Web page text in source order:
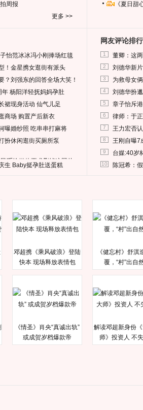
周报
更多 >>
《夏日
怡范冰冰冯小刚捧场红毯
！金星携女逛街有派头
？刘强东的回答全场大笑！
杨阳洋轻抚妈妈孕肚
裙现身活动 仙气儿足
商场 购置产后新衣
曝婚纱照 吃串串打麻将
扮休闲逛街买厕所泵
币给媒体要求删掉这照片
生 Baby挺孕肚送蛋糕
网友评论排行
1 董卿：这
2 刘德华新
3 为救母女
4 刘德华扮
5 章子怡斥
6 律师：于
7 王力宏否
8 王刚自曝7
9 台媒:40岁
10 陈冠希：
邓超携《乘风破浪》登陆
快本 现场释放表情包
《健忘村》舒淇
覆，“村”出自
《情圣》肖央“真诚出轨”
或成贺岁档爆款帝
解读邓超新身份
师》投资人 不